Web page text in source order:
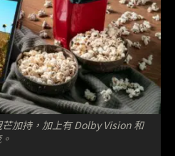
加持，加上有 Dolby Vision 和